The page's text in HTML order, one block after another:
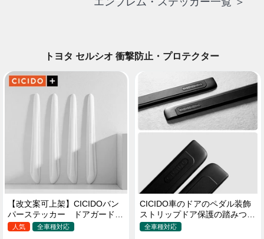
トヨタ セルシオ 衝撃防止・プロテクター
【改文案可上架】CICIDOバン
パーステッカー ドアガード
衝突防止プロテクター 耐スク
人気 全車種対応
CICIDO車のドアのペダル装飾
ストリップドア保護の踏みつけ
防止
全車種対応